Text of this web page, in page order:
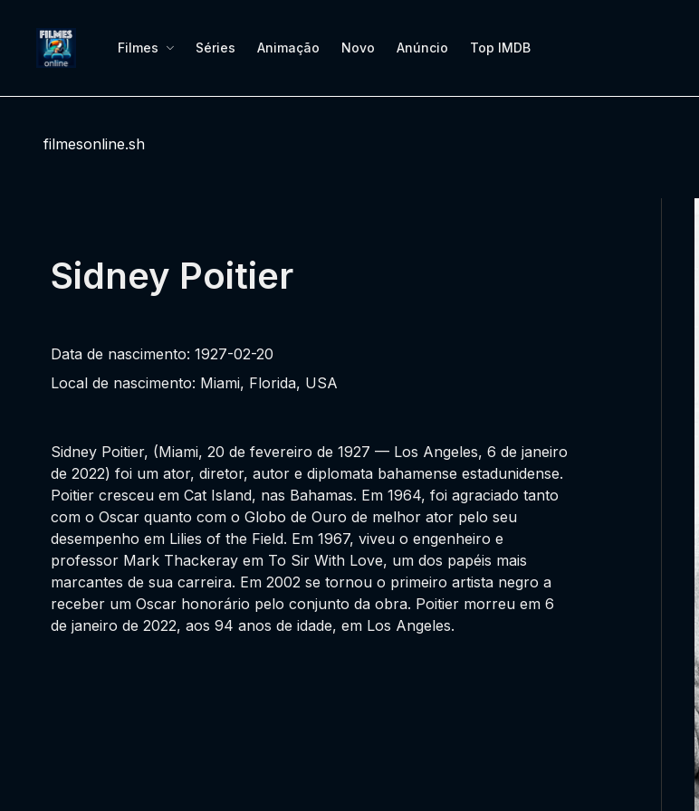
Filmes Séries Animação Novo Anúncio Top IMDB
filmesonline.sh
Sidney Poitier
Data de nascimento: 1927-02-20
Local de nascimento: Miami, Florida, USA
Sidney Poitier, (Miami, 20 de fevereiro de 1927 — Los Angeles, 6 de janeiro
de 2022) foi um ator, diretor, autor e diplomata bahamense estadunidense.
Poitier cresceu em Cat Island, nas Bahamas. Em 1964, foi agraciado tanto
com o Oscar quanto com o Globo de Ouro de melhor ator pelo seu
desempenho em Lilies of the Field. Em 1967, viveu o engenheiro e
professor Mark Thackeray em To Sir With Love, um dos papéis mais
marcantes de sua carreira. Em 2002 se tornou o primeiro artista negro a
receber um Oscar honorário pelo conjunto da obra. Poitier morreu em 6
de janeiro de 2022, aos 94 anos de idade, em Los Angeles.